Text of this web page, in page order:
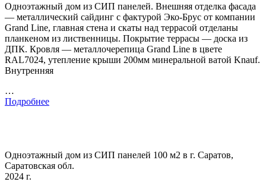
Одноэтажный дом из СИП панелей. Внешняя отделка фасада
— металлический сайдинг с фактурой Эко-Брус от компании
Grand Line, главная стена и скаты над террасой отделаны
планкеном из лиственницы. Покрытие террасы — доска из
ДПК. Кровля — металлочерепица Grand Line в цвете
RAL7024, утепление крыши 200мм минеральной ватой Knauf.
Внутренняя
…
Подробнее
Одноэтажный дом из СИП панелей 100 м2 в г. Саратов,
Саратовская обл.
2024 г.